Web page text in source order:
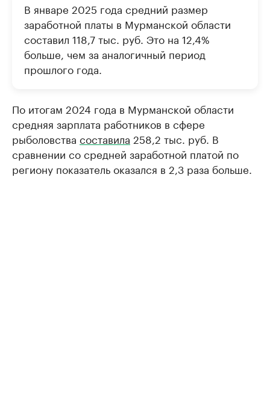
В январе 2025 года средний размер
заработной платы в Мурманской области
составил 118,7 тыс. руб. Это на 12,4%
больше, чем за аналогичный период
прошлого года.
По итогам 2024 года в Мурманской области
средняя зарплата работников в сфере
рыболовства составила 258,2 тыс. руб. В
сравнении со средней заработной платой по
региону показатель оказался в 2,3 раза больше.